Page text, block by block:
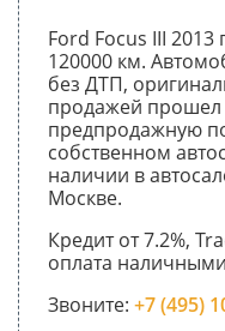
Ford Focus III
120000 км.
без ДТП,
продажей прошел
предпродажную
собственном
наличии в
Москве.
Кредит от 7.2%,
оплата
Звоните: +7 (495)